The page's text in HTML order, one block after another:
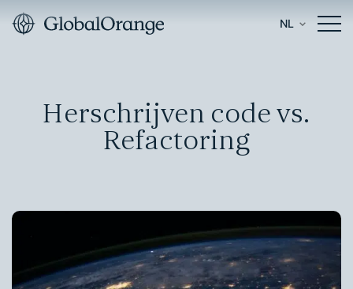
NL
Herschrijven code vs.
Refactoring